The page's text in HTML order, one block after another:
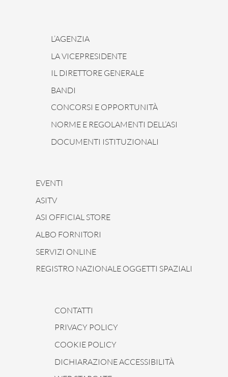
L’AGENZIA
LA VICEPRESIDENTE
IL DIRETTORE GENERALE
BANDI
CONCORSI E OPPORTUNITÀ
NORME E REGOLAMENTI DELL’ASI
DOCUMENTI ISTITUZIONALI
EVENTI
ASITV
ASI OFFICIAL STORE
ALBO FORNITORI
SERVIZI ONLINE
REGISTRO NAZIONALE OGGETTI SPAZIALI
CONTATTI
PRIVACY POLICY
COOKIE POLICY
DICHIARAZIONE ACCESSIBILITÀ